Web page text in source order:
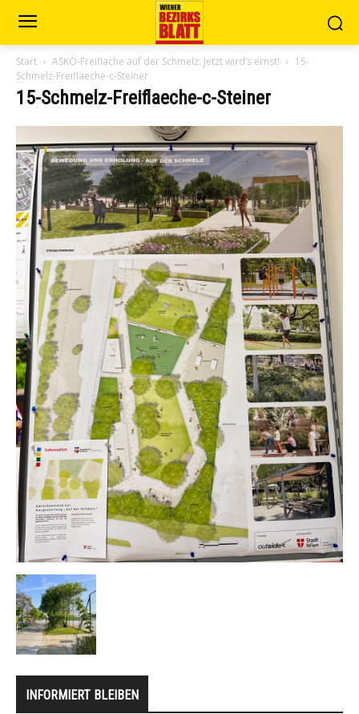
Start ASKÖ-Freifläche auf der Schmelz: Jetzt wird’s ernst!
15-
Schmelz-Freiflaeche-c-Steiner
15-Schmelz-Freiflaeche-c-Steiner
INFORMIERT BLEIBEN